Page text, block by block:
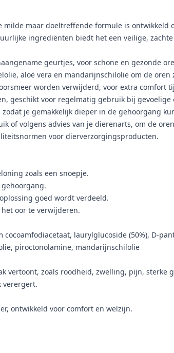
maar doeltreffende formule is
ingrediënten biedt het een veilige,
geurtjes, voor schone en gezonde
aloë vera en mandarijnschilolie om de
worden verwijderd, voor extra comfort
geschikt voor regelmatig gebruik bij gevoelige
je gemakkelijk dieper in de gehoorgang
of volgens advies van je dierenarts, om de
voor dierverzorgingsproducten.
zoals een snoepje.
goed wordt verdeeld.
oor te verwijderen.
laurylglucoside (50%), D-
piroctonolamine, mandarijnschilolie
vertoont, zoals roodheid, zwelling, pijn, sterke
verergert.
ontwikkeld voor comfort en welzijn.